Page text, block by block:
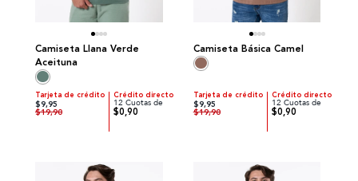
Camiseta Llana Verde
Aceituna
Tarjeta de crédito
$9,95
$19,90
Crédito directo
12 Cuotas de
$0,90
Camiseta Básica Camel
Tarjeta de crédito
$9,95
$19,90
Crédito directo
12 Cuotas de
$0,90